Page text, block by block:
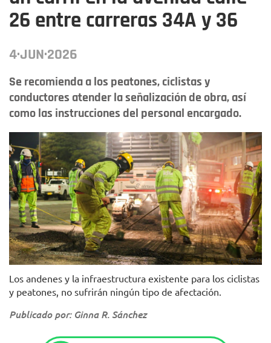
26 entre carreras 34A y 36
4·JUN·2026
Se recomienda a los peatones, ciclistas y
conductores atender la señalización de obra, así
como las instrucciones del personal encargado.
Foto: IDU.
Los andenes y la infraestructura existente para los ciclistas
y peatones, no sufrirán ningún tipo de afectación.
Publicado por: Ginna R. Sánchez